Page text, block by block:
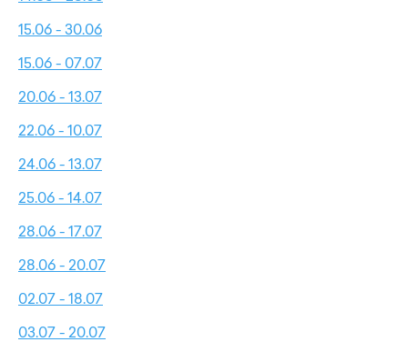
15.06 - 30.06
15.06 - 07.07
20.06 - 13.07
22.06 - 10.07
24.06 - 13.07
25.06 - 14.07
28.06 - 17.07
28.06 - 20.07
02.07 - 18.07
03.07 - 20.07